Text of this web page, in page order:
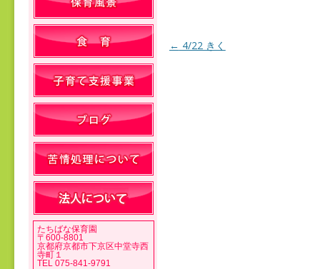
投稿ナビゲーション
← 4/22 きく
たちばな保育園
〒600-8801
京都府京都市下京区中堂寺西
寺町１
TEL 075-841-9791